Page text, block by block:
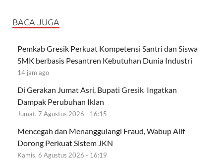
BACA JUGA
Pemkab Gresik Perkuat Kompetensi Santri dan Siswa
SMK berbasis Pesantren Kebutuhan Dunia Industri
14 jam ago
Di Gerakan Jumat Asri, Bupati Gresik Ingatkan
Dampak Perubuhan Iklan
Jumat, 7 Agustus 2026 - 16:15
Mencegah dan Menanggulangi Fraud, Wabup Alif
Dorong Perkuat Sistem JKN
Kamis, 6 Agustus 2026 - 16:19